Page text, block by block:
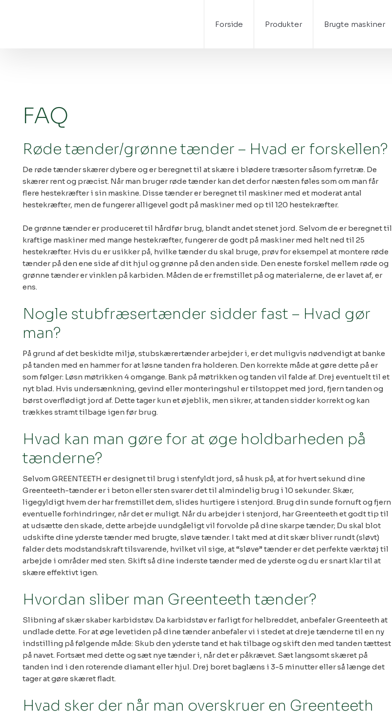
Forside Produkter Brugte maskiner
FAQ​
Røde tænder/grønne tænder – ​Hvad er forskellen?
De røde tænder skærer dybere og er beregnet til at skære i blødere træsorter såsom fyrretræ. De
skærer rent og præcist. Når man bruger røde tænder kan det derfor næsten føles som om man får
flere hestekræfter i sin maskine. Disse tænder er beregnet til maskiner med et moderat antal
hestekræfter, men de fungerer alligevel godt på maskiner med op til 120 hestekræfter.
De grønne tænder er produceret til hårdfør brug, blandt andet stenet jord. Selvom de er beregnet til
kraftige maskiner med mange hestekræfter, fungerer de godt på maskiner med helt ned til 25
hestekræfter. Hvis du er usikker på, hvilke tænder du skal bruge, prøv for eksempel at montere røde
tænder på den ene side af dit hjul og grønne på den anden side. Den eneste forskel mellem røde og
grønne tænder er vinklen på karbiden. Måden de er fremstillet på og materialerne, de er lavet af, er
ens.
Nogle stubfræsertænder sidder fast – Hvad gør
man?
På grund af det beskidte miljø, stubskærertænder arbejder i, er det muligvis nødvendigt at banke
på tanden med en hammer for at løsne tanden fra holderen. Den korrekte måde at gøre dette på er
som følger: Løsn møtrikken 4 omgange. Bank på møtrikken og tanden vil falde af. Drej eventuelt til et
nyt blad. Hvis undersænkning, gevind eller monteringshul er tilstoppet med jord, fjern tanden og
børst overflødigt jord af. Dette tager kun et øjeblik, men sikrer, at tanden sidder korrekt og kan
trækkes stramt tilbage igen før brug.
Hvad kan man gøre for at øge holdbarheden på
tænderne?
Selvom GREENTEETH er designet til brug i stenfyldt jord, så husk på, at for hvert sekund dine
Greenteeth-tænder er i beton eller sten svarer det til almindelig brug i 10 sekunder. Skær,
ligegyldigt hvem der har fremstillet dem, slides hurtigere i stenjord. Brug din sunde fornuft og fjern
eventuelle forhindringer, når det er muligt. Når du arbejder i stenjord, har Greenteeth et godt tip til
at udsætte den skade, dette arbejde uundgåeligt vil forvolde på dine skarpe tænder; Du skal blot
udskifte dine yderste tænder med brugte, sløve tænder. I takt med at dit skær bliver rundt (sløvt)
falder dets modstandskraft tilsvarende, hvilket vil sige, at “sløve” tænder er det perfekte værktøj til
arbejde i områder med sten. Skift så dine inderste tænder med de yderste og du er snart klar til at
skære effektivt igen.
Hvordan sliber man Greenteeth tænder?
Slibning af skær skaber karbidstøv. Da karbidstøv er farligt for helbreddet, anbefaler Greenteeth at
undlade dette. For at øge levetiden på dine tænder anbefaler vi i stedet at dreje tænderne til en ny
indstilling på følgende måde: Skub den yderste tand et hak tilbage og skift den med tanden tættest
på navet. Fortsæt med dette og sæt nye tænder i, når det er påkrævet. Sæt langsomt skæret på
tanden ind i den roterende diamant eller hjul. Drej boret baglæns i 3-5 minutter eller så længe det
tager at gøre skæret fladt.
Hvad sker der når man overskruer en Greenteeth